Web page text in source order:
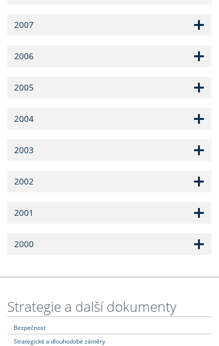
2007
2006
2005
2004
2003
2002
2001
2000
Strategie a další dokumenty
Bezpečnost
Strategické a dlouhodobé záměry